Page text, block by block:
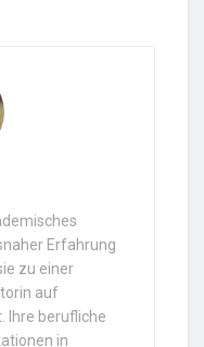
Erfahrung
zu einer
auf
Ihre berufliche
in